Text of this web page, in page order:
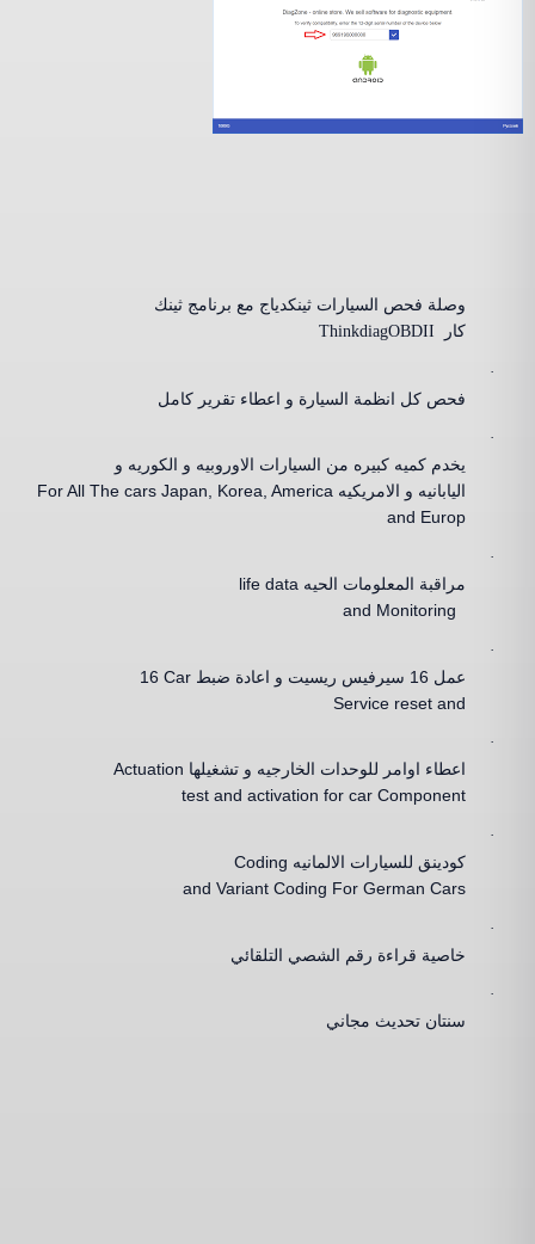
وصلة فحص السيارات ثينكدياج مع برنامج ثينك
كار
OBDII
Thinkdiag
·
فحص كل انظمة السيارة و اعطاء تقرير كامل
·
يخدم كميه كبيره من السيارات الاوروبيه و الكوريه و
اليابانيه و الامريكيه For All The cars Japan, Korea, America
and Europ
·
مراقبة المعلومات الحيه life data
and Monitoring
·
عمل 16 سيرفيس ريسيت و اعادة ضبط 16 Car
Service reset and
·
اعطاء اوامر للوحدات الخارجيه و تشغيلها Actuation
test and activation for car Component
·
كودينق للسيارات الالمانيه Coding
and Variant Coding For German Cars
·
خاصية قراءة رقم الشصي التلقائي
·
سنتان تحديث مجاني